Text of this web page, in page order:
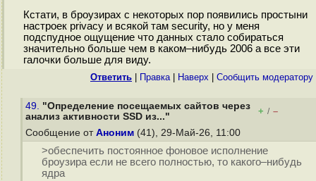
Кстати, в броузирах с некоторых пор появились простыни
настроек privacy и всякой там security, но у меня
подспудное ощущение что данных стало собираться
значительно больше чем в каком–нибудь 2006 а все эти
галочки больше для виду.
Ответить Правка| Наверх Cообщить модератору
49. "Определение посещаемых сайтов через
анализ активности SSD из..."
+ / –
Сообщение от Аноним (41), 29-Май-26, 11:00
>обеспечить постоянное фоновое исполнение
броузира если не всего полностью, то какого–нибудь
ядра